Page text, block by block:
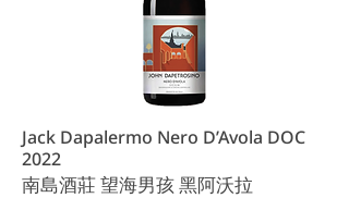
Jack Dapalermo Nero D’Avola DOC
2022
南島酒莊 望海男孩 黑阿沃拉